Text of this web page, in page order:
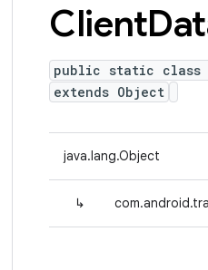
Client
public static class
extends Object
java.lang.Object
↳